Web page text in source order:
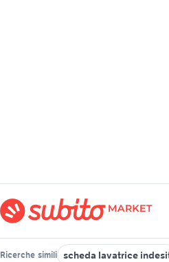
Ricerche simili scheda lavatrice